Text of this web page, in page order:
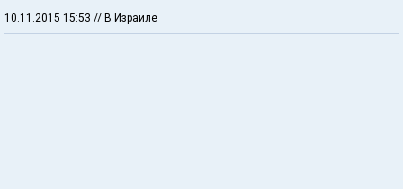
10.11.2015 15:53 // В Израиле